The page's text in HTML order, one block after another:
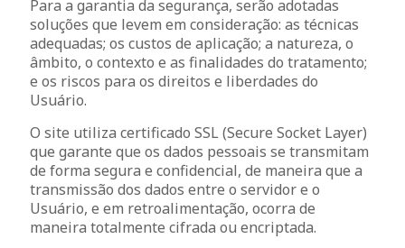
Para a garantia da segurança, serão adotadas
soluções que levem em consideração: as técnicas
adequadas; os custos de aplicação; a natureza, o
âmbito, o contexto e as finalidades do tratamento;
e os riscos para os direitos e liberdades do
Usuário.
O site utiliza certificado SSL (Secure Socket Layer)
que garante que os dados pessoais se transmitam
de forma segura e confidencial, de maneira que a
transmissão dos dados entre o servidor e o
Usuário, e em retroalimentação, ocorra de
maneira totalmente cifrada ou encriptada.